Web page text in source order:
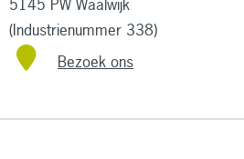
5145 PW Waalwijk
(Industrienummer 338)
Bezoek ons